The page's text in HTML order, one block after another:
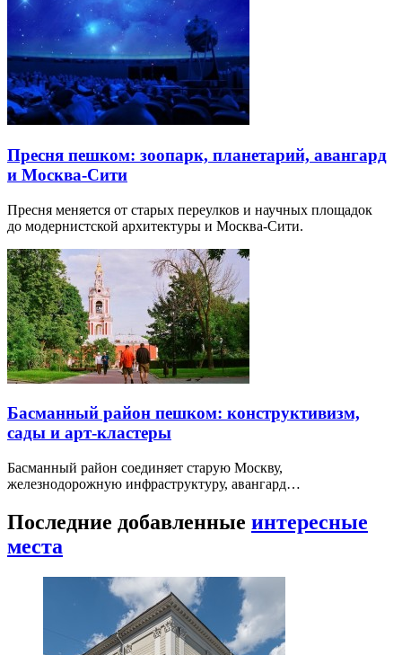
Пресня пешком: зоопарк, планетарий, авангард
и Москва-Сити
Пресня меняется от старых переулков и научных площадок
до модернистской архитектуры и Москва-Сити.
Басманный район пешком: конструктивизм,
сады и арт-кластеры
Басманный район соединяет старую Москву,
железнодорожную инфраструктуру, авангард…
Последние добавленные интересные
места